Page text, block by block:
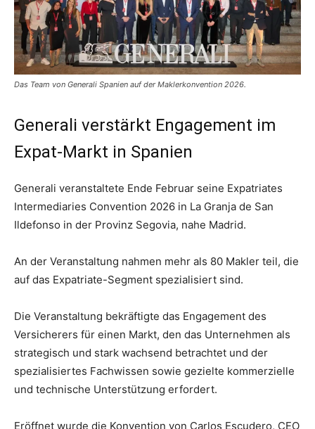
Das Team von Generali Spanien auf der Maklerkonvention 2026.
Generali verstärkt Engagement im
Expat-Markt in Spanien
Generali veranstaltete Ende Februar seine Expatriates
Intermediaries Convention 2026 in La Granja de San
Ildefonso in der Provinz Segovia, nahe Madrid.
An der Veranstaltung nahmen mehr als 80 Makler teil, die
auf das Expatriate-Segment spezialisiert sind.
Die Veranstaltung bekräftigte das Engagement des
Versicherers für einen Markt, den das Unternehmen als
strategisch und stark wachsend betrachtet und der
spezialisiertes Fachwissen sowie gezielte kommerzielle
und technische Unterstützung erfordert.
Eröffnet wurde die Konvention von Carlos Escudero, CEO